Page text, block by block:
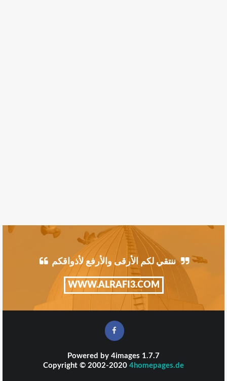
ننتقي لكم الأرقى والأرفع لأذواقكم
WWW.ALRAFI3.COM
Powered by 4images 1.7.7
Copyright © 2002-2020 4homepages.de